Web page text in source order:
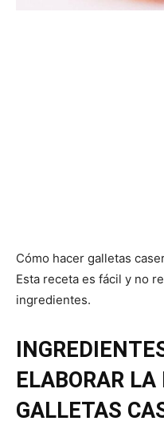
Cómo hacer galletas
Esta receta es fácil y no
ingredientes.
ELABORAR LA
GALLETAS